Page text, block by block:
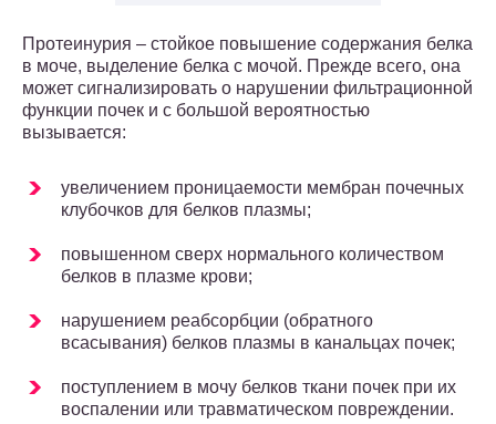
Протеинурия – стойкое повышение содержания белка
в моче, выделение белка с мочой. Прежде всего, она
может сигнализировать о нарушении фильтрационной
функции почек и с большой вероятностью
вызывается:
увеличением проницаемости мембран почечных
клубочков для белков плазмы;
повышенном сверх нормального количеством
белков в плазме крови;
нарушением реабсорбции (обратного
всасывания) белков плазмы в канальцах почек;
поступлением в мочу белков ткани почек при их
воспалении или травматическом повреждении.